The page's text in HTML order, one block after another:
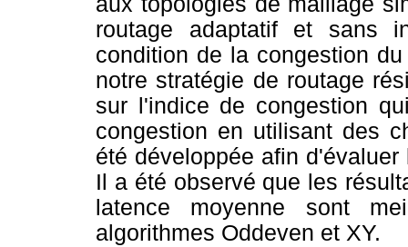
routage adaptatif et sans
condition de la congestion
notre stratégie de routage
sur l'indice de congestion
congestion en utilisant des
été développée afin
Il a été observé que les
latence moyenne sont
algorithmes Oddeven et XY.